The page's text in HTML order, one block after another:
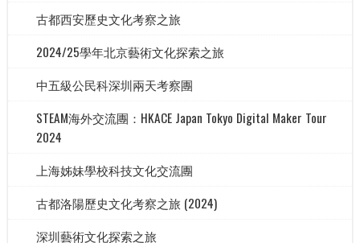
古都西安歷史文化考察之旅
2024/25學年北京藝術文化探索之旅
中五級公民科深圳兩天考察團
STEAM海外交流團：HKACE Japan Tokyo Digital Maker Tour
2024
上海姊妹學校科技文化交流團
古都洛陽歷史文化考察之旅 (2024)
深圳藝術文化探索之旅